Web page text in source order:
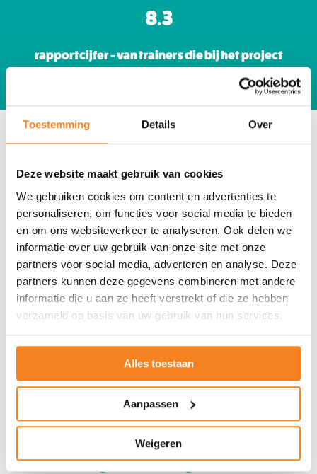
Toestemming Details Over
Deze website maakt gebruik van cookies
We gebruiken cookies om content en advertenties te
personaliseren, om functies voor social media te bieden
en om ons websiteverkeer te analyseren. Ook delen we
informatie over uw gebruik van onze site met onze
partners voor social media, adverteren en analyse. Deze
partners kunnen deze gegevens combineren met andere
informatie die u aan ze heeft verstrekt of die ze hebben
verzameld op basis van uw gebruik van hun services.
Alles toestaan
Aanpassen
Weigeren
8.3
rapportcijfer - van trainers die bij het project
Impact
werkt! Kinderen worden door de lessen
bewuster van de digitale wereld waar ze
zelf dagelijks mee te maken hebben. Ze
leren bovendien hoe wetenschap en
techniek kunnen worden ingezet om
problemen in onze samenleving op te
lossen, en raken vaak enthousiast over
programmeren en het ontdekken van
Digitale Vaardigheden wordt
georganiseerd door deJINC vestigingen
Brabant-Limburg en JINC Noord.
Interesse in Digitale Vaardigheden?